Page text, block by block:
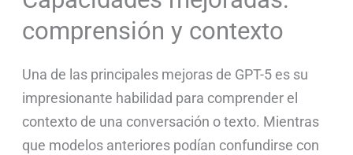
comprensión y contexto
Una de las principales mejoras de GPT-5 es su
impresionante habilidad para comprender el
contexto de una conversación o texto. Mientras
que modelos anteriores podían confundirse con